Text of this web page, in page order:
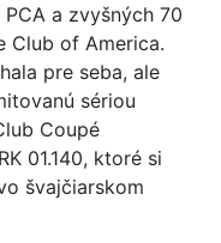
a zvyšných 70
Club of America.
pre seba, ale
sériou
Coupé
01.140, ktoré si
švajčiarskom